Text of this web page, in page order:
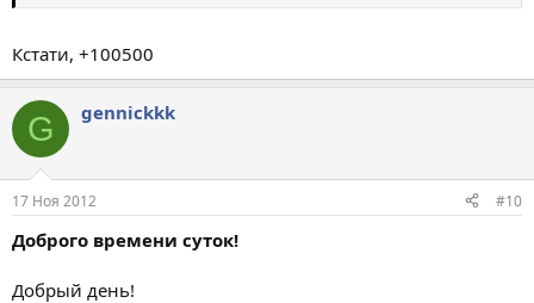
Кстати, +100500
G gennickkk
17 Ноя 2012 #10
Доброго времени суток!
Добрый день!